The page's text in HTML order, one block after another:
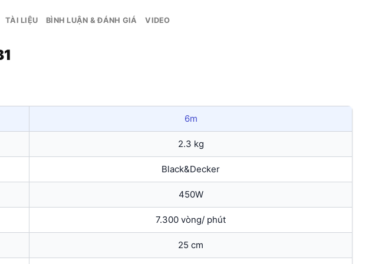
TÀI LIỆU BÌNH LUẬN & ĐÁNH GIÁ VIDEO
6m
2.3 kg
Black&Decker
450W
7.300 vòng/ phút
25 cm